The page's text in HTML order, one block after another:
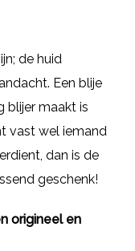
de huid
Een blije
blijer maakt is
vast wel iemand
dan is de
geschenk!
origineel en